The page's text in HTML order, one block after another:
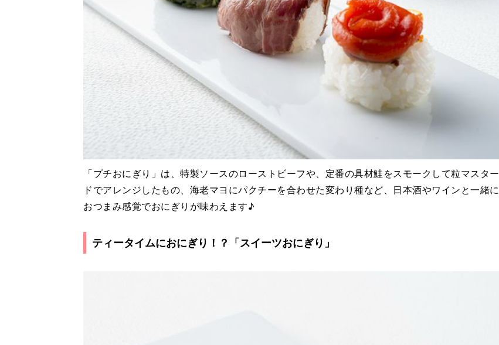
「プチおにぎり」は、特製ソースのローストビーフや、定番の具材鮭をスモークして粒マスター
ドでアレンジしたもの、海老マヨにパクチーを合わせた変わり種など、日本酒やワインと一緒に
おつまみ感覚でおにぎりが味わえます♪
ティータイムにおにぎり！？「スイーツおにぎり」